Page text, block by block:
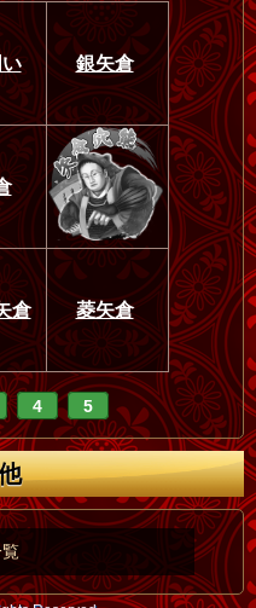
銀矢倉
倉 菱矢倉
4 5